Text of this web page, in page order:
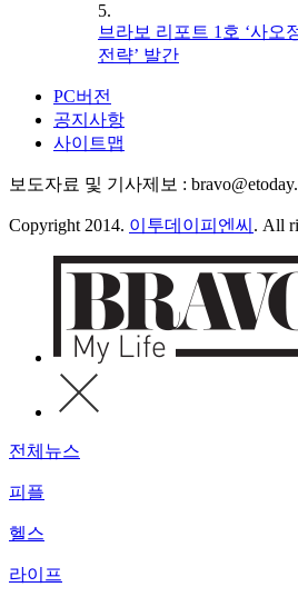
5.
브라보 리포트 1호 ‘사오
전략’ 발간
PC버전
공지사항
사이트맵
보도자료 및 기사제보 :
Copyright 2014. 이투데이피엔씨 . All
전체뉴스
피플
헬스
라이프